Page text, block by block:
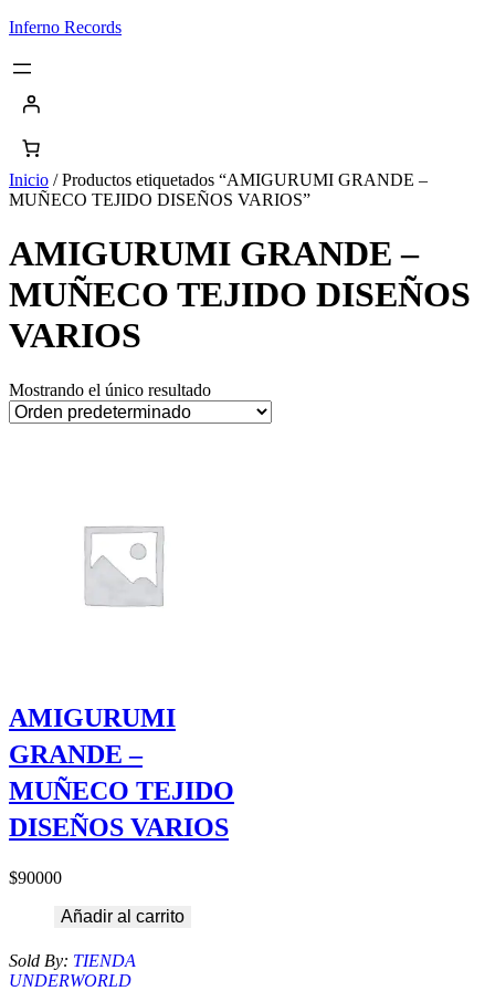
Saltar
contenido
Inferno Records
Inicio / Productos etiquetados “AMIGURUMI GRANDE –
MUÑECO TEJIDO DISEÑOS VARIOS”
AMIGURUMI GRANDE –
MUÑECO TEJIDO DISEÑOS
VARIOS
Mostrando el único resultado
AMIGURUMI
GRANDE –
MUÑECO TEJIDO
DISEÑOS VARIOS
$90000
Añadir al carrito
Sold By: TIENDA
UNDERWORLD